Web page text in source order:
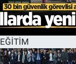
EĞİTİM